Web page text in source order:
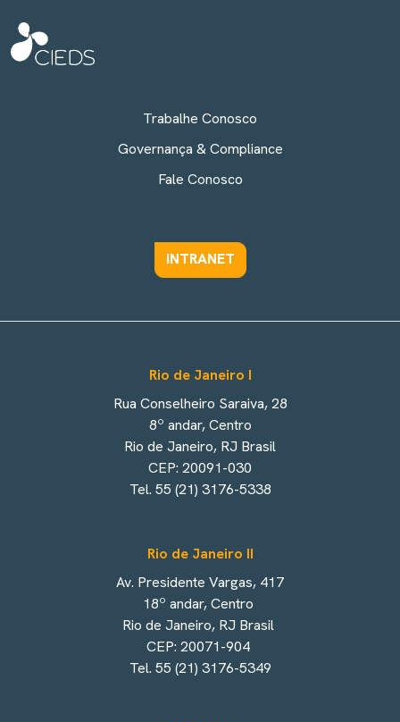
Trabalhe Conosco
Governança & Compliance
Fale Conosco
INTRANET
Rio de Janeiro I
Rua Conselheiro Saraiva, 28
8º andar, Centro
Rio de Janeiro, RJ Brasil
CEP: 20091-030
Tel. 55 (21) 3176-5338
Rio de Janeiro II
Av. Presidente Vargas, 417
18º andar, Centro
Rio de Janeiro, RJ Brasil
CEP: 20071-904
Tel. 55 (21) 3176-5349